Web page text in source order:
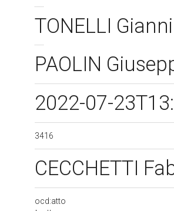
TONELLI
PAOLIN
2022-07-
3416
CECCHETTI
ocd:atto